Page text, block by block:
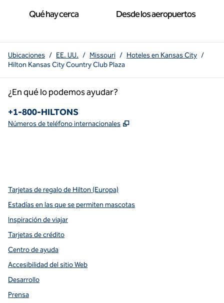
Qué hay cerca Desde los aeropuertos
Ubicaciones / EE. UU. / Missouri / Hoteles en Kansas City /
Hilton Kansas City Country Club Plaza
¿En qué lo podemos ayudar?
Teléfono:
+1-800-HILTONS
Números de teléfono internacionales ,
Tarjetas de regalo de Hilton (Europa)
Estadías en las que se permiten mascotas
Inspiración de viajar
Tarjetas de crédito
Centro de ayuda
Accesibilidad del sitio Web
Desarrollo
Prensa